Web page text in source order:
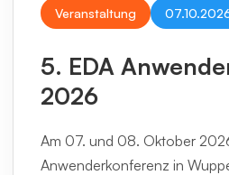
Veranstaltung
5. EDA
2026
Am 07. und 08. Oktober
Anwenderkonferenz in